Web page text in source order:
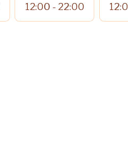
12:00 - 22:00